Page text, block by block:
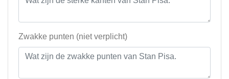
Zwakke punten (niet verplicht)